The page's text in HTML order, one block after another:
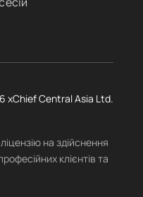
xChief Central Asia Ltd.
на здійснення
клієнтів та